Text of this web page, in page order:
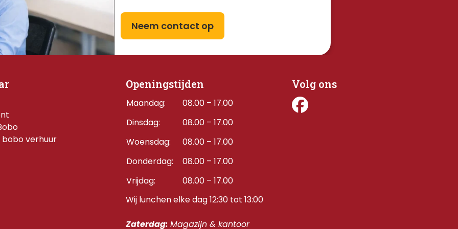
Neem contact op
verhuur
Openingstijden
Maandag:
08.00 – 17.00
Dinsdag:
08.00 – 17.00
Woensdag:
08.00 – 17.00
Donderdag: 08.00 – 17.00
Vrijdag:
08.00 – 17.00
Wij lunchen elke dag 12:30 tot 13:00
Zaterdag: Magazijn & kantoor
Volg ons